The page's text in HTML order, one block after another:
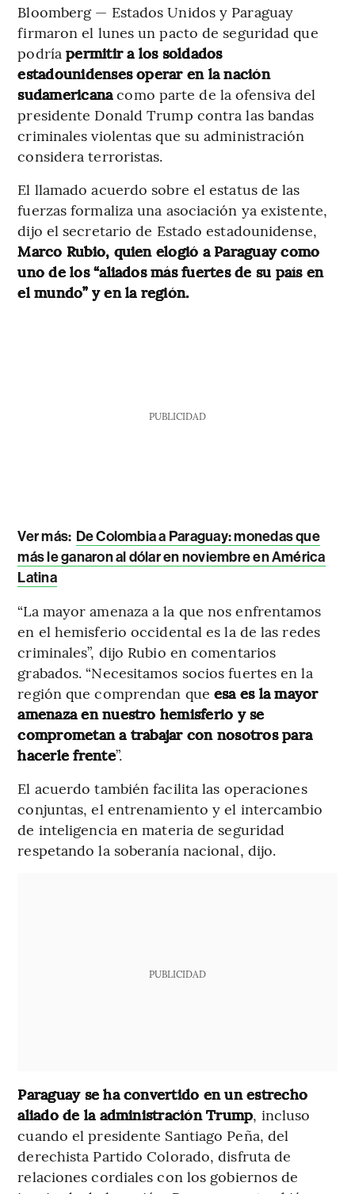
Bloomberg — Estados Unidos y Paraguay
firmaron el lunes un pacto de seguridad que
podríapermitir a los soldados
estadounidenses operar en la nación
sudamericanacomo parte de la ofensiva del
presidente Donald Trump contra las bandas
criminales violentas que su administración
considera terroristas.
El llamado acuerdo sobre el estatus de las
fuerzas formaliza una asociación ya existente,
dijo el secretario de Estado estadounidense,
Marco Rubio, quien elogió a Paraguay como
uno de los “aliados más fuertes de su país en
el mundo” y en la región.
PUBLICIDAD
Ver más: De Colombia a Paraguay: monedas que
más le ganaron al dólar en noviembre en América
Latina
“La mayor amenaza a la que nos enfrentamos
en el hemisferio occidental es la de las redes
criminales”, dijo Rubio en comentarios
grabados. “Necesitamos socios fuertes en la
región que comprendan que esa es la mayor
amenaza en nuestro hemisferio y se
comprometan a trabajar con nosotros para
hacerle frente”.
El acuerdo también facilita las operaciones
conjuntas, el entrenamiento y el intercambio
de inteligencia en materia de seguridad
respetando la soberanía nacional, dijo.
PUBLICIDAD
Paraguay se ha convertido en un estrecho
aliado de la administración Trump, incluso
cuando el presidente Santiago Peña, del
derechista Partido Colorado, disfruta de
relaciones cordiales con los gobiernos de